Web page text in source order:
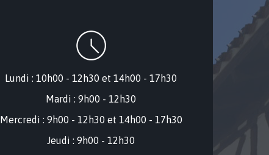
Lundi : 10h00 - 12h30 et 14h00 - 17h30
Mardi : 9h00 - 12h30
Mercredi : 9 h00 - 12h30 et 14h00 - 17h30
Jeudi : 9h00 - 12h30